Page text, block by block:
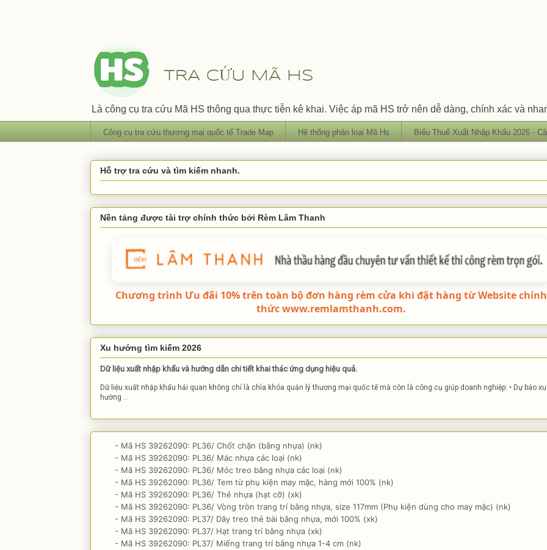
Là công cụ tra cứu Mã HS thông qua thực tiễn kê khai. Việc áp mã HS trở nên dễ dàng, chính xác và
Công cụ tra cứu thương mại quốc tế Trade Map Hệ thống phân loại Mã Hs Biểu Thuế Xuất Nhập Khẩu 2026 -
Hỗ trợ tra cứu và tìm kiếm nhanh.
Nền tảng được tài trợ chính thức bởi Rèm Lâm Thanh
Chương trình Ưu đãi 10% trên toàn bộ đơn hàng rèm cửa khi đặt hàng từ Website chính
thức www.remlamthanh.com.
Xu hướng tìm kiếm 2026
Dữ liệu xuất nhập khẩu và hướng dẫn chi tiết khai thác ứng dụng hiệu quả.
Dữ liệu xuất nhập khẩu hải quan không chỉ là chìa khóa quản lý thương mại quốc tế mà còn là công cụ giúp doanh nghiệp: • Dự báo xu
hướng ...
- Mã HS 39262090: PL36/ Chốt chặn (bằng nhựa) (nk)
- Mã HS 39262090: PL36/ Mác nhựa các loại (nk)
- Mã HS 39262090: PL36/ Móc treo bằng nhựa các loại (nk)
- Mã HS 39262090: PL36/ Tem từ phụ kiện may mặc, hàng mới 100% (nk)
- Mã HS 39262090: PL36/ Thẻ nhựa (hạt cỡ) (xk)
- Mã HS 39262090: PL36/ Vòng tròn trang trí bằng nhựa, size 117mm (Phụ kiện dùng cho may mặc) (nk)
- Mã HS 39262090: PL37/ Dây treo thẻ bài bằng nhựa, mới 100% (xk)
- Mã HS 39262090: PL37/ Hạt trang trí bằng nhựa (xk)
- Mã HS 39262090: PL37/ Miếng trang trí bằng nhựa 1-4 cm (nk)